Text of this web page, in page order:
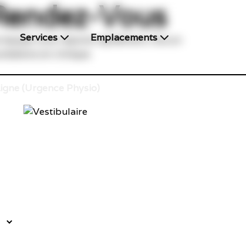
Services Emplacements
Vous
vous répond rapidement. Aucun